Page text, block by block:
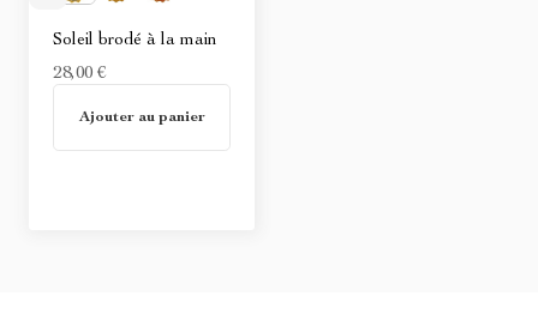
Soleil brodé à la main
28,00 €
Ajouter au panier